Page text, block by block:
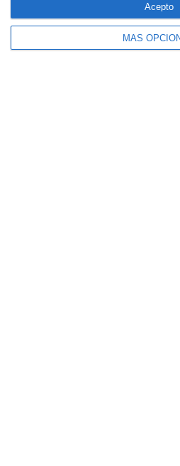
MÁS
Acepto
El seguro español